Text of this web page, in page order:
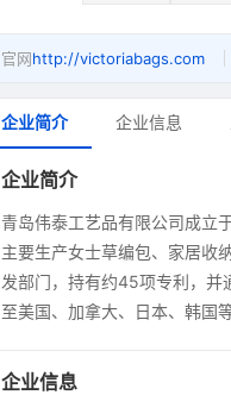
官网http://victoriabags.com
企业简介 企业信息
企业简介
青岛伟泰工艺品有限公司成立
主要生产女士草编包、家居收
发部门，持有约45项专利，并
至美国、加拿大、日本、韩国
企业信息